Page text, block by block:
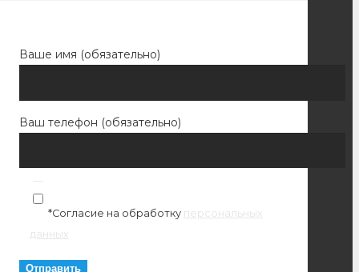
Ваше имя (обязательно)
Ваш телефон (обязательно)
*Согласие на обработку персональных
данных